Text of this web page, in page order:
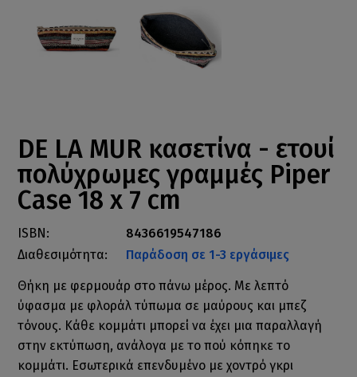
DE LA MUR κασετίνα - ετουί
πολύχρωμες γραμμές Piper
Case 18 x 7 cm
ISBN:
8436619547186
Διαθεσιμότητα:
Παράδοση σε 1-3 εργάσιμες
Θήκη με φερμουάρ στο πάνω μέρος. Με λεπτό
ύφασμα με φλοράλ τύπωμα σε μαύρους και μπεζ
τόνους. Κάθε κομμάτι μπορεί να έχει μια παραλλαγή
στην εκτύπωση, ανάλογα με το πού κόπηκε το
κομμάτι. Εσωτερικά επενδυμένο με χοντρό γκρι